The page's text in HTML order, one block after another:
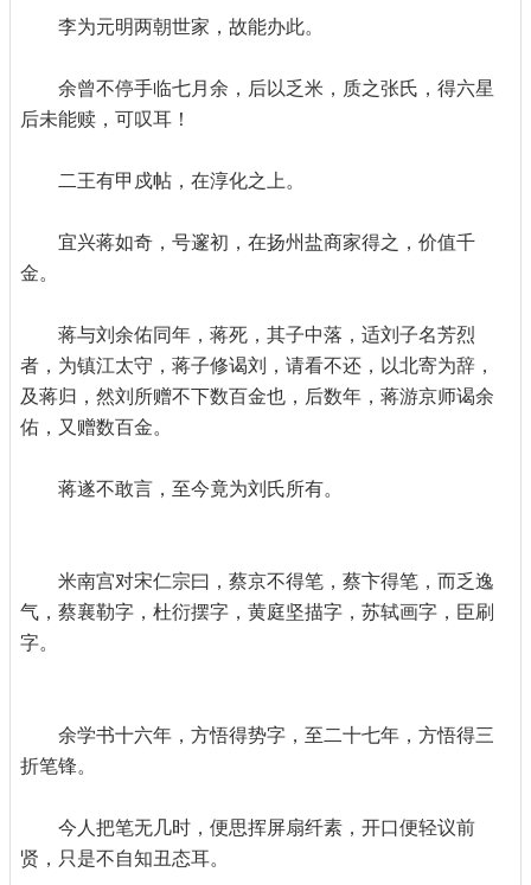
李为元明两朝世家，故能办此。
余曾不停手临七月余，后以乏米，质之张氏，得六星
后未能赎，可叹耳！
二王有甲戍帖，在淳化之上。
宜兴蒋如奇，号邃初，在扬州盐商家得之，价值千
金。
蒋与刘余佑同年，蒋死，其子中落，适刘子名芳烈
者，为镇江太守，蒋子修谒刘，请看不还，以北寄为辞，
及蒋归，然刘所赠不下数百金也，后数年，蒋游京师谒余
佑，又赠数百金。
蒋遂不敢言，至今竟为刘氏所有。
米南宫对宋仁宗曰，蔡京不得笔，蔡卞得笔，而乏逸
气，蔡襄勒字，杜衍摆字，黄庭坚描字，苏轼画字，臣刷
字。
余学书十六年，方悟得势字，至二十七年，方悟得三
折笔锋。
今人把笔无几时，便思挥屏扇纤素，开口便轻议前
贤，只是不自知丑态耳。